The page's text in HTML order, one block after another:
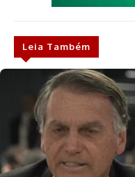
Leia Também